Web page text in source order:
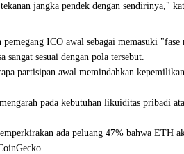
jangka pendek dengan
ICO awal sebagai memasuki
sesuai dengan pola tersebut.
partisipan awal memindahkan
pada kebutuhan likuiditas pribadi
ada peluang 47% bahwa ETH